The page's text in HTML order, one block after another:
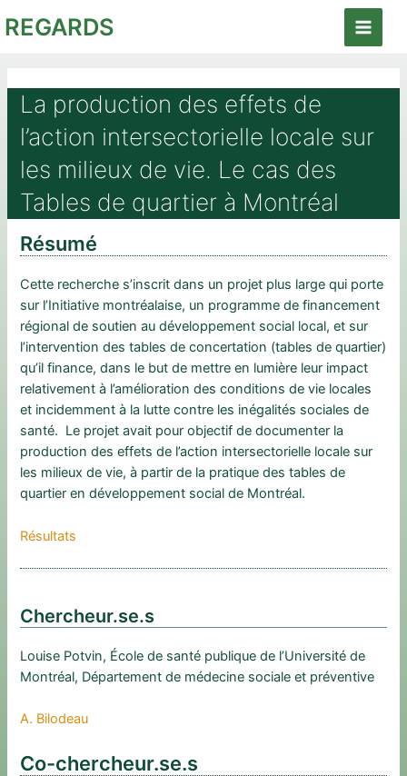
auREGARDS
Main
La production des effets de
l’action intersectorielle locale sur
les milieux de vie. Le cas des
Tables de quartier à Montréal
Résumé
Cette recherche s’inscrit dans un projet plus large qui porte
sur l’Initiative montréalaise, un programme de financement
régional de soutien au développement social local, et sur
l’intervention des tables de concertation (tables de quartier)
qu’il finance, dans le but de mettre en lumière leur impact
relativement à l’amélioration des conditions de vie locales
et incidemment à la lutte contre les inégalités sociales de
santé. Le projet avait pour objectif de documenter la
production des effets de l’action intersectorielle locale sur
les milieux de vie, à partir de la pratique des tables de
quartier en développement social de Montréal.
Résultats
Chercheur.se.s
Louise Potvin, École de santé publique de l’Université de
Montréal, Département de médecine sociale et préventive
A. Bilodeau
Co-chercheur.se.s